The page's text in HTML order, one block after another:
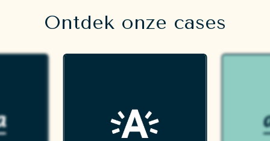
Ontdek onze cases